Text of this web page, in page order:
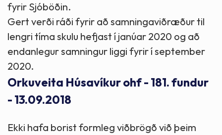
fyrir Sjóböðin.
Gert verði ráði fyrir að samningaviðræður til
lengri tíma skulu hefjast í janúar 2020 og að
endanlegur samningur liggi fyrir í september
2020.
Orkuveita Húsavíkur ohf - 181. fundur
- 13.09.2018
Ekki hafa borist formleg viðbrögð við þeim